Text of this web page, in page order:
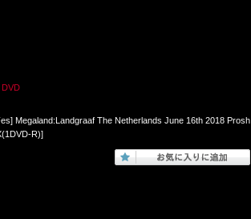
Megaland:Landgraaf The Netherlands June 16th 2018 Prosh
R)]